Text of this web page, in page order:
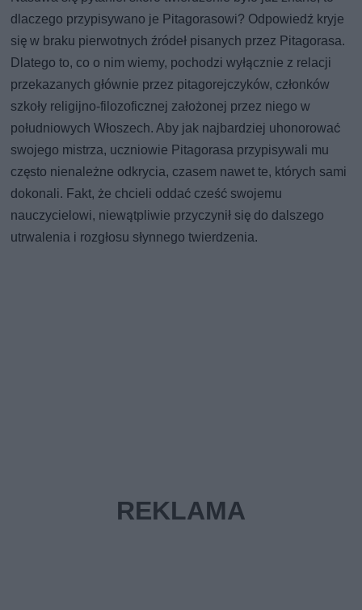
dlaczego przypisywano je Pitagorasowi? Odpowiedź kryje
się w braku pierwotnych źródeł pisanych przez Pitagorasa.
Dlatego to, co o nim wiemy, pochodzi wyłącznie z relacji
przekazanych głównie przez pitagorejczyków, członków
szkoły religijno-filozoficznej założonej przez niego w
południowych Włoszech. Aby jak najbardziej uhonorować
swojego mistrza, uczniowie Pitagorasa przypisywali mu
często nienależne odkrycia, czasem nawet te, których sami
dokonali. Fakt, że chcieli oddać cześć swojemu
nauczycielowi, niewątpliwie przyczynił się do dalszego
utrwalenia i rozgłosu słynnego twierdzenia.